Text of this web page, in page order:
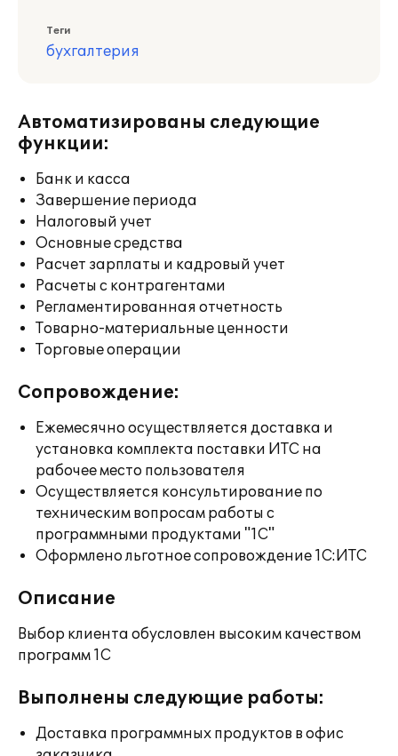
Теги
бухгалтерия
Автоматизированы следующие
функции:
Банк и касса
Завершение периода
Налоговый учет
Основные средства
Расчет зарплаты и кадровый учет
Расчеты с контрагентами
Регламентированная отчетность
Товарно-материальные ценности
Торговые операции
Сопровождение:
Ежемесячно осуществляется доставка и
установка комплекта поставки ИТС на
рабочее место пользователя
Осуществляется консультирование по
техническим вопросам работы с
программными продуктами "1С"
Оформлено льготное сопровождение 1С:ИТС
Описание
Выбор клиента обусловлен высоким качеством
программ 1С
Выполнены следующие работы:
Доставка программных продуктов в офис